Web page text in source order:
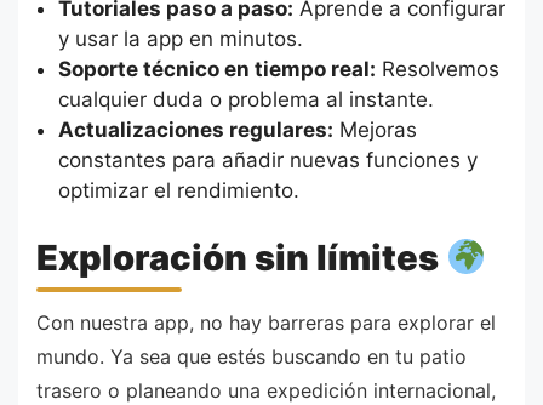
Tutoriales paso a paso: Aprende a configurar
y usar la app en minutos.
Soporte técnico en tiempo real: Resolvemos
cualquier duda o problema al instante.
Actualizaciones regulares: Mejoras
constantes para añadir nuevas funciones y
optimizar el rendimiento.
Exploración sin límites
Con nuestra app, no hay barreras para explorar el
mundo. Ya sea que estés buscando en tu patio
trasero o planeando una expedición internacional,